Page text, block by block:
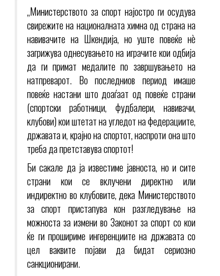
„Министерството за спорт најостро ги осудува
свирежите на националната химна од страна на
навивачите на Шкендија, но уште повеќе нè
загрижува однесувањето на играчите кои одбија
да ги примат медалите по завршувањето на
натпреварот. Во последниов период имаше
повеќе настани што доаѓаат од повеќе страни
(спортски работници, фудбалери, навивачи,
клубови) кои штетат на угледот на федерациите,
државата и, крајно на спортот, наспроти она што
треба да претставува спортот!
Би сакале да ја известиме јавноста, но и сите
страни кои се вклучени директно или
индиректно во клубовите, дека Министерството
за спорт пристапува кон разгледување на
можноста за измени во Законот за спорт со кои
ќе ги прошириме ингеренциите на државата со
цел ваквите појави да бидат сериозно
санкционирани.